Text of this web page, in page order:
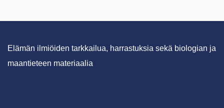
Elämän ilmiöiden tarkkailua, harrastuksia sekä biologian ja
maantieteen materiaalia